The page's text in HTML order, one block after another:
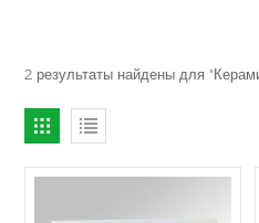
2 результаты найдены для